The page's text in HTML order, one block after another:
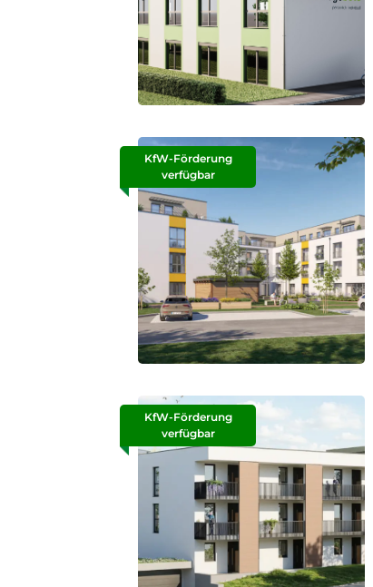
KfW-Förderung
verfügbar
KfW-Förderung
verfügbar